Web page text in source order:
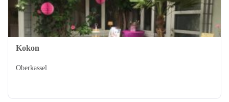
Kokon
Oberkassel